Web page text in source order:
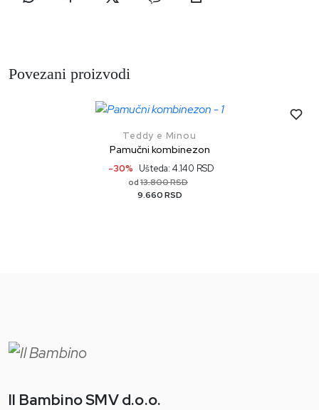
Povezani proizvodi
Teddy e Minou
Pamučni kombinezon
-30% Ušteda: 4.140 RSD
od 13.800 RSD
9.660 RSD
Il Bambino SMV d.o.o.